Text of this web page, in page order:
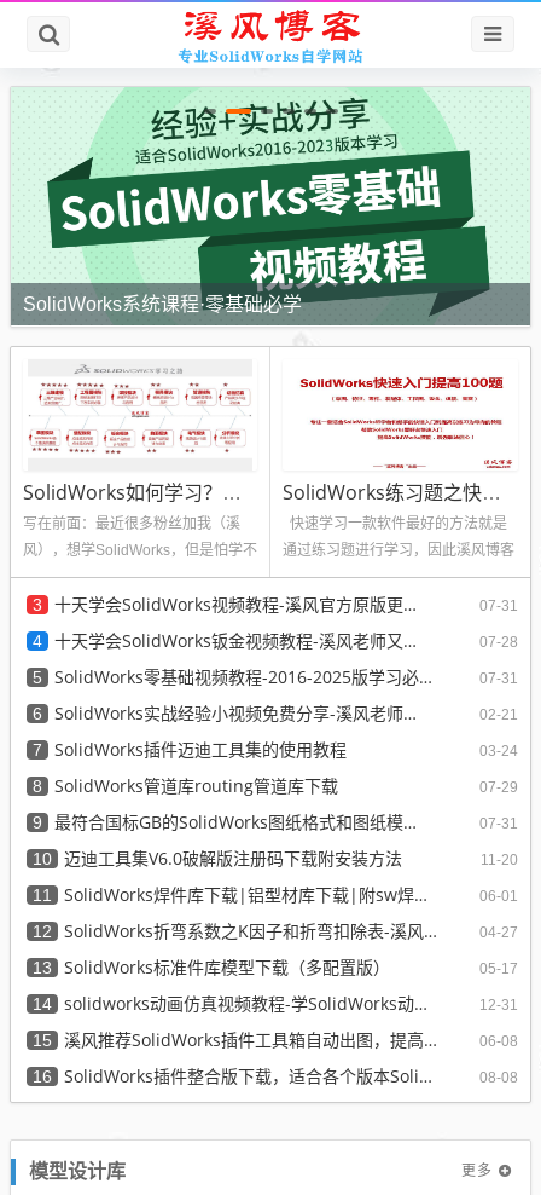
SolidWorks系统课程·零基础必学
SolidWorks如何学习？溪风老师SolidWorks学习攻略
写在前面：最近很多粉丝加我（溪
风），想学SolidWorks，但是怕学不
会，怕太难，怕没有信心，我的...
SolidWorks练习题之快速入门提高100题（视频+答案源文件）
快速学习一款软件最好的方法就是
通过练习题进行学习，因此溪风博客
博主通过多年学习和使...
3 十天学会SolidWorks视频教程-溪风官方原版更新完毕 07-31
4 十天学会SolidWorks钣金视频教程-溪风老师又一经典力作 07-28
5 SolidWorks零基础视频教程-2016-2025版学习必备 07-31
6 SolidWorks实战经验小视频免费分享-溪风老师原创 02-21
7 SolidWorks插件迈迪工具集的使用教程 03-24
8 SolidWorks管道库routing管道库下载 07-29
9 最符合国标GB的SolidWorks图纸格式和图纸模板下载-溪风专用版 07-31
10 迈迪工具集V6.0破解版注册码下载附安装方法 11-20
11 SolidWorks焊件库下载|铝型材库下载|附sw焊件库添加配置使用教程 06-01
12 SolidWorks折弯系数之K因子和折弯扣除表-溪风推荐 04-27
13 SolidWorks标准件库模型下载（多配置版） 05-17
14 solidworks动画仿真视频教程-学SolidWorks动画必看视频 12-31
15 溪风推荐SolidWorks插件工具箱自动出图，提高设计效率 06-08
16 SolidWorks插件整合版下载，适合各个版本SolidWorks 08-08
模型设计库 更多